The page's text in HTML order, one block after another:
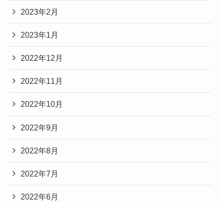
2023年2月
2023年1月
2022年12月
2022年11月
2022年10月
2022年9月
2022年8月
2022年7月
2022年6月